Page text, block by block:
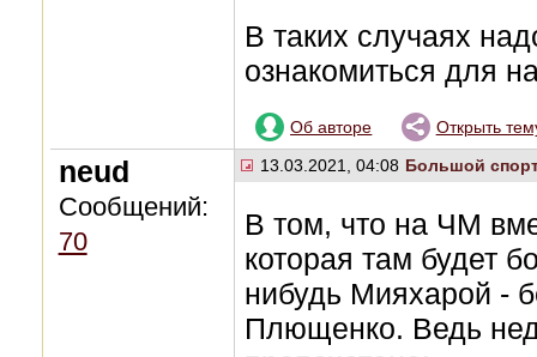
В таких случаях
ознакомиться для
Об авторе Открыть
neud
Сообщений:
70
13.03.2021, 04:08 Большой
В том, что на ЧМ
которая там будет
нибудь Мияхарой -
Плющенко. Ведь